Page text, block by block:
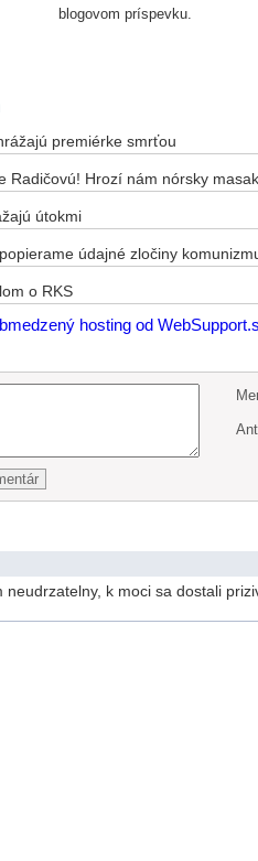
blogovom príspevku.
premiérke smrťou
Hrozí nám nórsky
útokmi
údajné zločiny
o RKS
k moci sa dostali